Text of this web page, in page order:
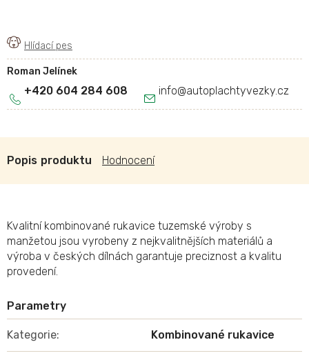
Roman Jelínek
info@autoplachtyvezky.cz
+420 604 284 608
Popis Hodnocení
Kvalitní kombinované rukavice tuzemské výroby s
manžetou jsou vyrobeny z nejkvalitnějších materiálů a
výroba v českých dílnách garantuje preciznost a kvalitu
provedení.
Kategorie: Kombinované rukavice